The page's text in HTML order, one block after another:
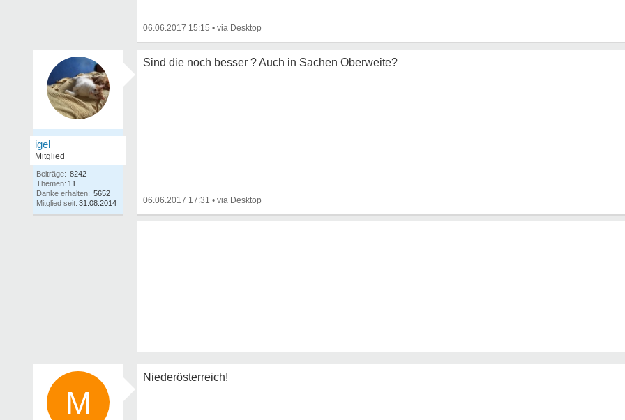
06.06.2017 15:15 •
igel
Mitglied
Beiträge: 8242
Themen: 11
Danke erhalten: 5652
Mitglied seit: 31.08.2014
Sind die noch besser ? Auch in Sachen Oberweite?
06.06.2017 17:31 •
M
Niederösterreich!